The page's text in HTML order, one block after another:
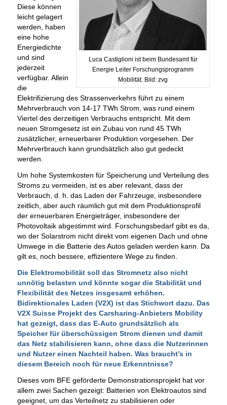
Luca Castiglioni ist beim Bundesamt für
Energie Leiter Forschungsprogramm
Mobilität. Bild: zvg
Diese können
leicht gelagert
werden, haben
eine hohe
Energiedichte
und sind
jederzeit
verfügbar. Allein
die
Elektrifizierung des Strassenverkehrs führt zu einem
Mehrverbrauch von 14-17 TWh Strom, was rund einem
Viertel des derzeitigen Verbrauchs entspricht. Mit dem
neuen Stromgesetz ist ein Zubau von rund 45 TWh
zusätzlicher, erneuerbarer Produktion vorgesehen. Der
Mehrverbrauch kann grundsätzlich also gut gedeckt
werden.
Um hohe Systemkosten für Speicherung und Verteilung des
Stroms zu vermeiden, ist es aber relevant, dass der
Verbrauch, d. h. das Laden der Fahrzeuge, insbesondere
zeitlich, aber auch räumlich gut mit dem Produktionsprofil
der erneuerbaren Energieträger, insbesondere der
Photovoltaik abgestimmt wird. Forschungsbedarf gibt es da,
wo der Solarstrom nicht direkt vom eigenen Dach und ohne
Umwege in die Batterie des Autos geladen werden kann. Da
gilt es, noch bessere, effizientere Wege zu finden.
Die Elektromobilität soll das Stromnetz also nicht
unnötig belasten und könnte sogar die Stabilität und
Flexibilität des Netzes insgesamt erhöhen.
Bidirektionales Laden (V2X) ist das Stichwort dazu. Das
V2X Suisse Projekt des Carsharing-Anbieters Mobility
hat gezeigt, dass das E-Auto grundsätzlich als
Speicher für überschüssigen Strom dienen und damit
das Netz stabilisieren kann, ohne dass die Nutzerinnen
und Nutzer einen Nachteil haben. Was braucht’s in
diesem Bereich noch für neue Erkenntnisse?
Dieses vom BFE geförderte Demonstrationsprojekt hat vor
allem zwei Sachen gezeigt: Batterien von Elektroautos sind
geeignet, um das Verteilnetz zu stabilisieren oder